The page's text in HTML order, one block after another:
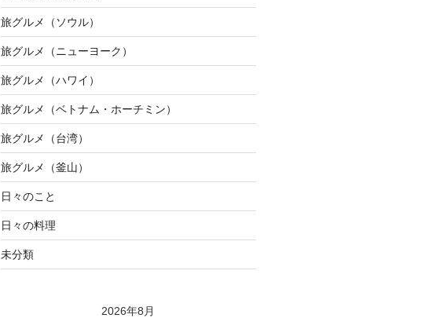
旅グルメ（ソウル）
旅グルメ（ニューヨーク）
旅グルメ（ハワイ）
旅グルメ（ベトナム・ホーチミン）
旅グルメ（台湾）
旅グルメ（釜山）
日々のこと
日々の料理
未分類
2026年8月